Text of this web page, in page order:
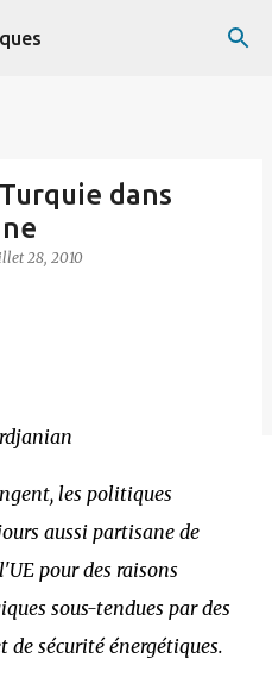
principal
dans
28, 2010
les politiques
aussi partisane de
pour des raisons
sous-tendues par des
sécurité énergétiques.